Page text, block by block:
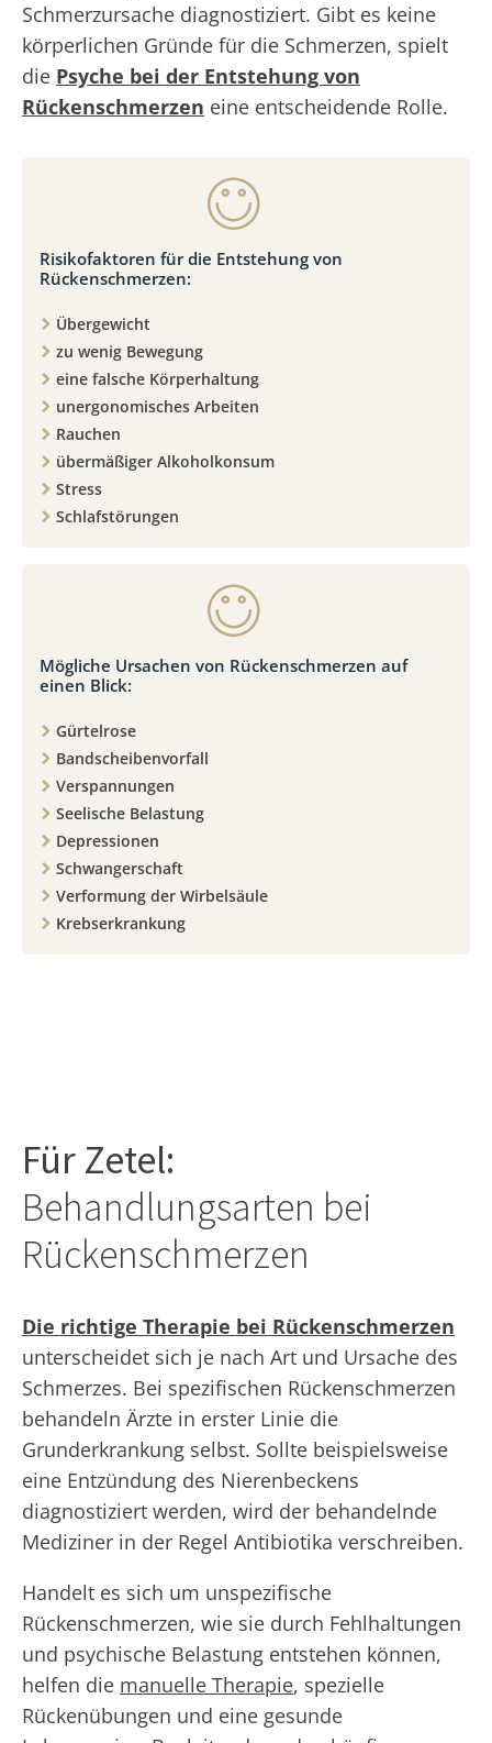
Schmerzursache diagnostiziert. Gibt es keine
körperlichen Gründe für die Schmerzen, spielt
die Psyche bei der Entstehung von
Rückenschmerzen eine entscheidende Rolle.
Risikofaktoren für die Entstehung von
Rückenschmerzen:
Übergewicht
zu wenig Bewegung
eine falsche Körperhaltung
unergonomisches Arbeiten
Rauchen
übermäßiger Alkoholkonsum
Stress
Schlafstörungen
Mögliche Ursachen von Rückenschmerzen auf
einen Blick:
Gürtelrose
Bandscheibenvorfall
Verspannungen
Seelische Belastung
Depressionen
Schwangerschaft
Verformung der Wirbelsäule
Krebserkrankung
Für Zetel:
Behandlungsarten bei
Rückenschmerzen
Die richtige Therapie bei Rückenschmerzen
unterscheidet sich je nach Art und Ursache des
Schmerzes. Bei spezifischen Rückenschmerzen
behandeln Ärzte in erster Linie die
Grunderkrankung selbst. Sollte beispielsweise
eine Entzündung des Nierenbeckens
diagnostiziert werden, wird der behandelnde
Mediziner in der Regel Antibiotika verschreiben.
Handelt es sich um unspezifische
Rückenschmerzen, wie sie durch Fehlhaltungen
und psychische Belastung entstehen können,
helfen die manuelle Therapie, spezielle
Rückenübungen und eine gesunde